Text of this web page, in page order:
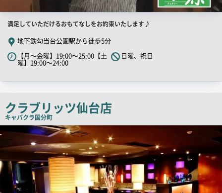
店
舗
PR
キ
ッ
コ
ピ
ー
満足していただけるおもてなしをお約束いたします♪
地下鉄勾当台公園駅から徒歩5分
【月～金曜】19:00～25:00【土
曜】19:00～24:00
日曜、祝日
クラブリッツ仙台店
キャバクラ国分町
舗
画
像